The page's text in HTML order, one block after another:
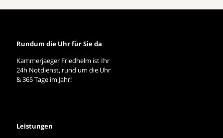
Rundum die Uhr für Sie da
Kammerjaeger Friedhelm ist Ihr
24h Notdienst, rund um die Uhr
& 365 Tage im Jahr!
Leistungen